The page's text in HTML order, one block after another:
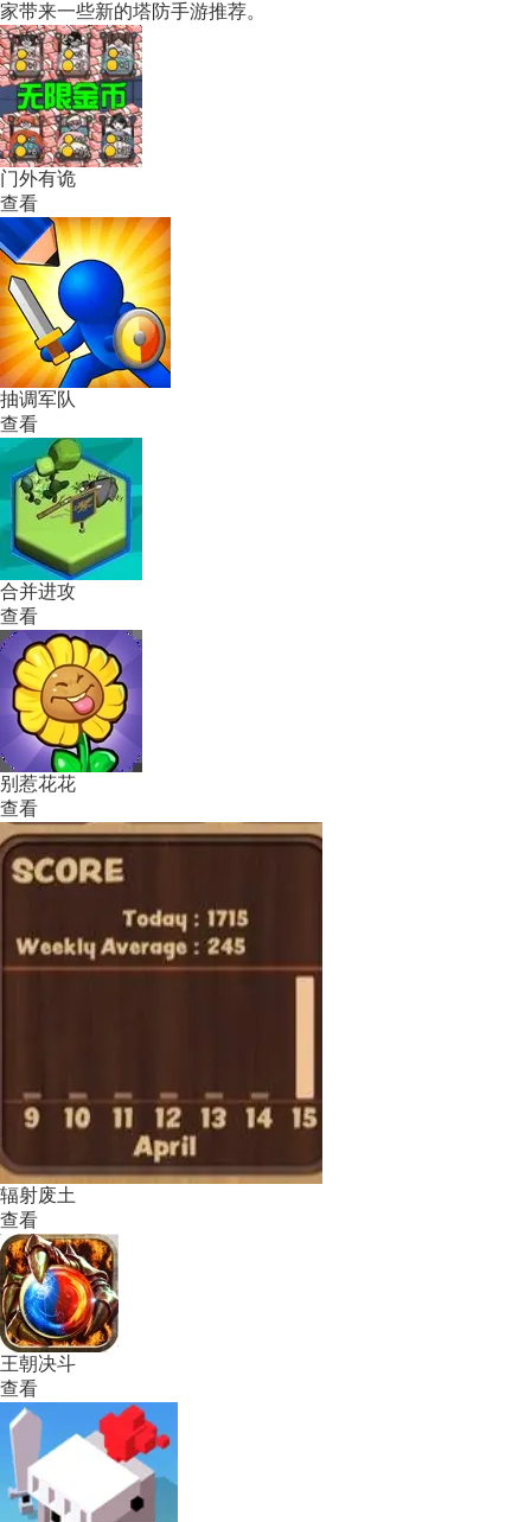
家带来一些新的塔防手游推荐。
门外有诡
查看
抽调军队
查看
合并进攻
查看
别惹花花
查看
辐射废土
查看
王朝决斗
查看